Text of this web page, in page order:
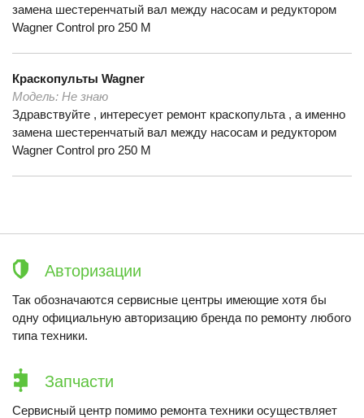
замена шестеренчатый вал между насосам и редуктором
Wagner Control pro 250 M
Краскопульты Wagner
Модель: Не знаю
Здравствуйте , интересует ремонт краскопульта , а именно
замена шестеренчатый вал между насосам и редуктором
Wagner Control pro 250 M
Авторизации
Так обозначаются сервисные центры имеющие хотя бы
одну официальную авторизацию бренда по ремонту любого
типа техники.
Запчасти
Сервисный центр помимо ремонта техники осуществляет